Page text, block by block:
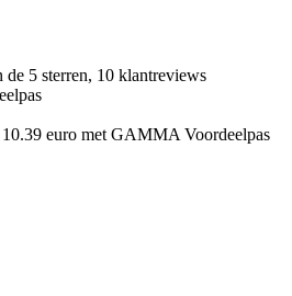
de 5 sterren, 10 klantreviews
euro met GAMMA Voordeelpas